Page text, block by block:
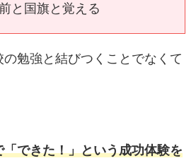
と国旗と覚える
勉強と結びつくことでなくて
できた！」という成功体験を